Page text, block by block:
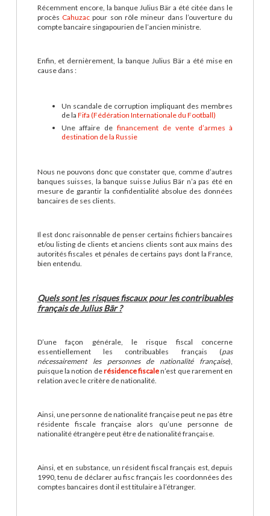
Récemment encore, la banque Julius Bär a été citée dans le
procès Cahuzacpour son rôle mineur dans l’ouverture du
compte bancaire singapourien de l’ancien ministre.
Enfin, et dernièrement, la banque Julius Bär a été mise en
cause dans :
Un scandale de corruption impliquant des membres
de la Fifa (Fédération Internationale du Football)
Une affaire definancement de vente d’armes à
destination de la Russie
Nous ne pouvons donc que constater que, comme d’autres
banques suisses, la banque suisse Julius Bär n’a pas été en
mesure de garantir la confidentialité absolue des données
bancaires de ses clients.
Il est donc raisonnable de penser certains fichiers bancaires
et/ou listing de clients et anciens clients sont aux mains des
autorités fiscales et pénales de certains pays dont la France,
bien entendu.
Quels sont les risques fiscaux pour les contribuables
français de Julius Bär ?
D’une façon générale, le risque fiscal concerne
essentiellement les contribuables français (pas
nécessairement les personnes de nationalité française),
puisque la notion derésidence fiscalen’est que rarement en
relation avec le critère de nationalité.
Ainsi, une personne de nationalité française peut ne pas être
résidente fiscale française alors qu’une personne de
nationalité étrangère peut être de nationalité française.
Ainsi, et en substance, un résident fiscal français est, depuis
1990, tenu de déclarer au fisc français les coordonnées des
comptes bancaires dont il est titulaire à l’étranger.